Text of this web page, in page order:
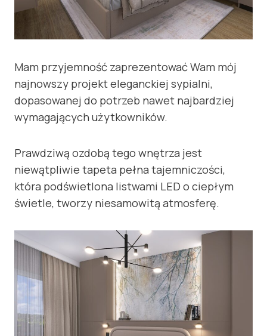
Mam przyjemność zaprezentować Wam mój
najnowszy projekt eleganckiej sypialni,
dopasowanej do potrzeb nawet najbardziej
wymagających użytkowników.
Prawdziwą ozdobą tego wnętrza jest
niewątpliwie tapeta pełna tajemniczości,
która podświetlona listwami LED o ciepłym
świetle, tworzy niesamowitą atmosferę.